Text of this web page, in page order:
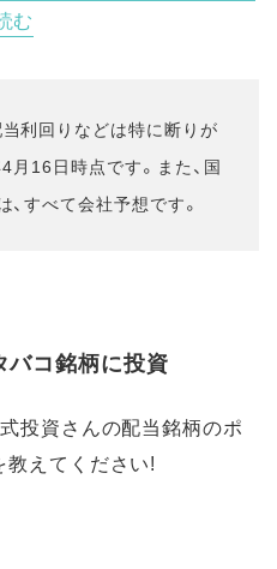
む
利回りなどは特に断りが
月16日時点です。また、国
すべて会社予想です。
バコ銘柄に投資
投資さんの配当銘柄のポ
えてください!